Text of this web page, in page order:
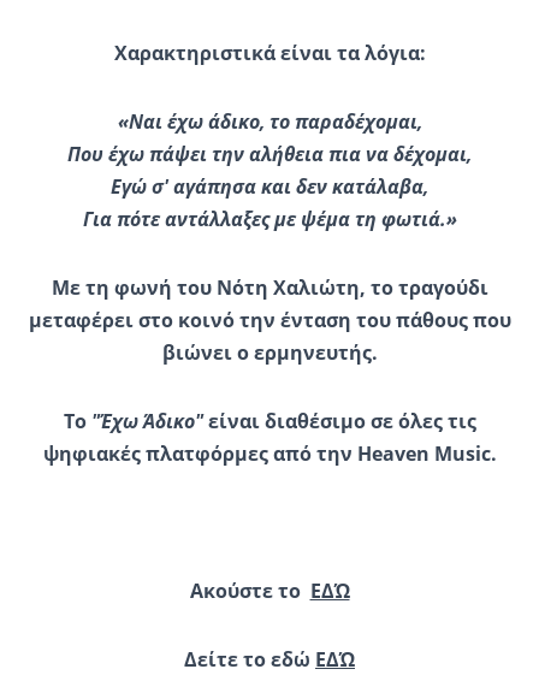
Χαρακτηριστικά είναι τα λόγια:
«Ναι έχω άδικο, το παραδέχομαι,
Που έχω πάψει την αλήθεια πια να δέχομαι,
Εγώ σ' αγάπησα και δεν κατάλαβα,
Για πότε αντάλλαξες με ψέμα τη φωτιά.»
Με τη φωνή του Νότη Χαλιώτη, το τραγούδι
μεταφέρει στο κοινό την ένταση του πάθους που
βιώνει ο ερμηνευτής.
Το "Έχω Άδικο"είναι διαθέσιμο σε όλες τις
ψηφιακές πλατφόρμες από την Heaven Music.
Ακούστε το ΕΔΏ
Δείτε το εδώ ΕΔΏ